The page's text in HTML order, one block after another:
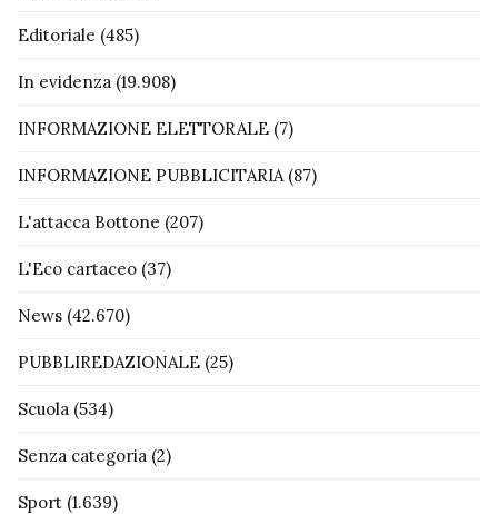
Editoriale (485)
In evidenza (19.908)
INFORMAZIONE ELETTORALE (7)
INFORMAZIONE PUBBLICITARIA(87)
L'attacca Bottone (207)
L'Eco cartaceo (37)
News (42.670)
PUBBLIREDAZIONALE (25)
Scuola (534)
Senza categoria (2)
Sport (1.639)